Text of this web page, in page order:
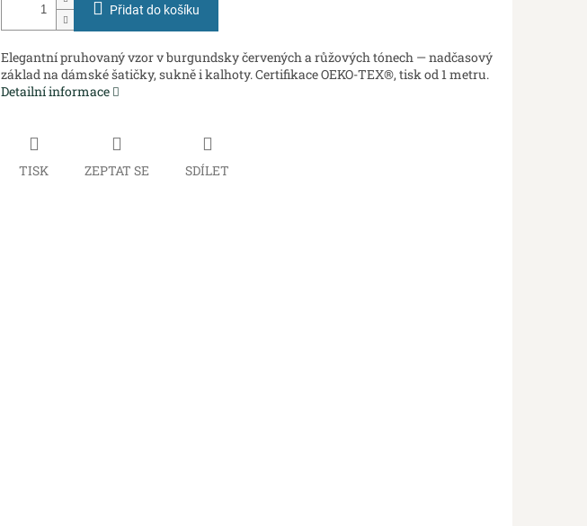
Přidat do košíku
Elegantní pruhovaný vzor v burgundsky červených a růžových tónech — nadčasový
základ na dámské šatičky, sukně i kalhoty. Certifikace OEKO-TEX®, tisk od 1 metru.
Detailní informace
TISK ZEPTAT SE SDÍLET